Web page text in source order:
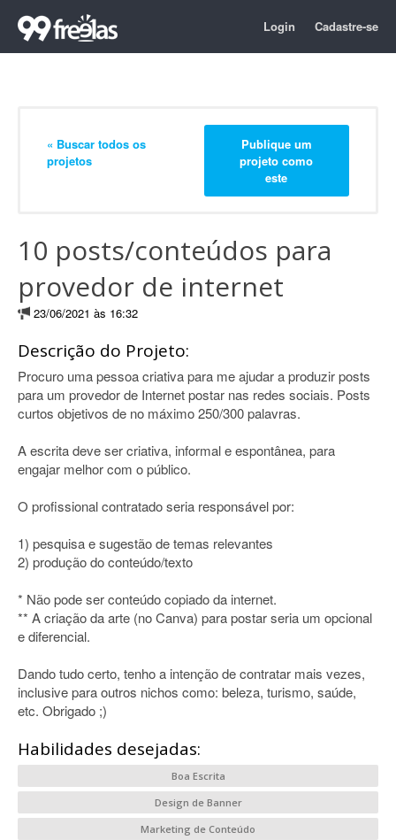
Login Cadastre-se
« Buscar todos os
projetos
Publique um
projeto como
este
10 posts/conteúdos para
provedor de internet
23/06/2021 às 16:32
Descrição do Projeto:
Procuro uma pessoa criativa para me ajudar a produzir posts
para um provedor de Internet postar nas redes sociais. Posts
curtos objetivos de no máximo 250/300 palavras.
A escrita deve ser criativa, informal e espontânea, para
engajar melhor com o público.
O profissional contratado seria responsável por:
1) pesquisa e sugestão de temas relevantes
2) produção do conteúdo/texto
* Não pode ser conteúdo copiado da internet.
** A criação da arte (no Canva) para postar seria um opcional
e diferencial.
Dando tudo certo, tenho a intenção de contratar mais vezes,
inclusive para outros nichos como: beleza, turismo, saúde,
etc. Obrigado ;)
Habilidades desejadas:
Boa Escrita
Design de Banner
Marketing de Conteúdo